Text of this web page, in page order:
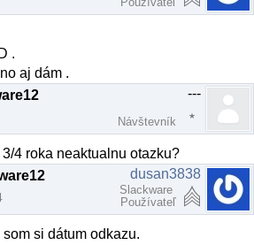
.
aj dám .
---
Návštevník
4 roka neaktualnu otazku?
dusan3838
Slackware
Používateľ
si dátum odkazu.